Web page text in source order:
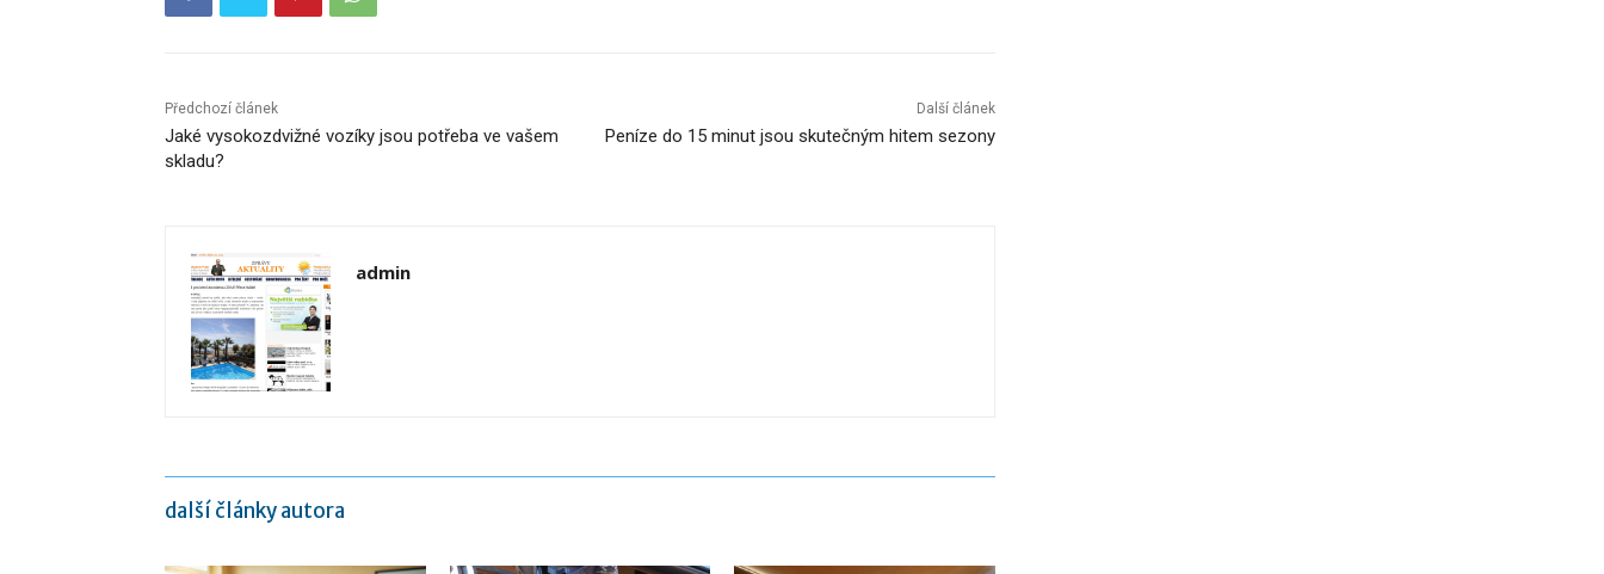
Předchozí článek
Jaké vysokozdvižné vozíky jsou potřeba ve vašem
skladu?
Další článek
Peníze do 15 minut jsou skutečným hitem sezony
admin
další články autora